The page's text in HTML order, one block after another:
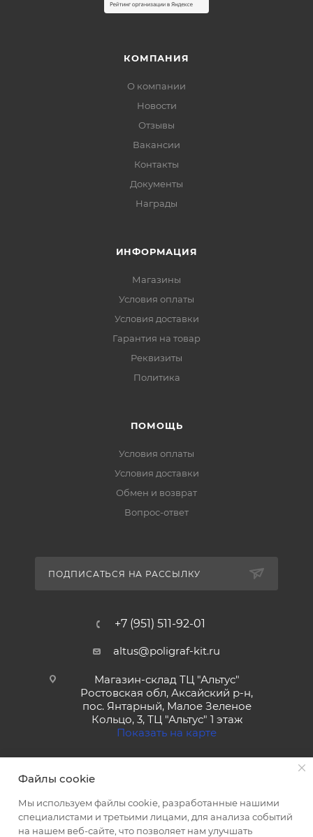
КОМПАНИЯ
О компании
Новости
Отзывы
Вакансии
Контакты
Документы
Награды
ИНФОРМАЦИЯ
Магазины
Условия оплаты
Условия доставки
Гарантия на товар
Реквизиты
Политика
ПОМОЩЬ
Условия оплаты
Условия доставки
Обмен и возврат
Вопрос-ответ
ПОДПИСАТЬСЯ НА РАССЫЛКУ
+7 (951) 511-92-01
altus@poligraf-kit.ru
Магазин-склад ТЦ "Альтус"
Ростовская обл, Аксайский р-н,
пос. Янтарный, Малое Зеленое
Кольцо, 3, ТЦ "Альтус" 1 этаж
Показать на карте
Файлы cookie
Мы используем файлы cookie, разработанные нашими
специалистами и третьими лицами, для анализа событий
на нашем веб-сайте, что позволяет нам улучшать